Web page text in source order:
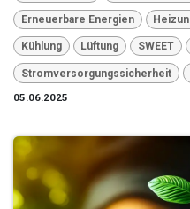
Erneuerbare Energien
Kühlung Lüftung SWEET
Stromversorgungssicherheit
05.06.2025